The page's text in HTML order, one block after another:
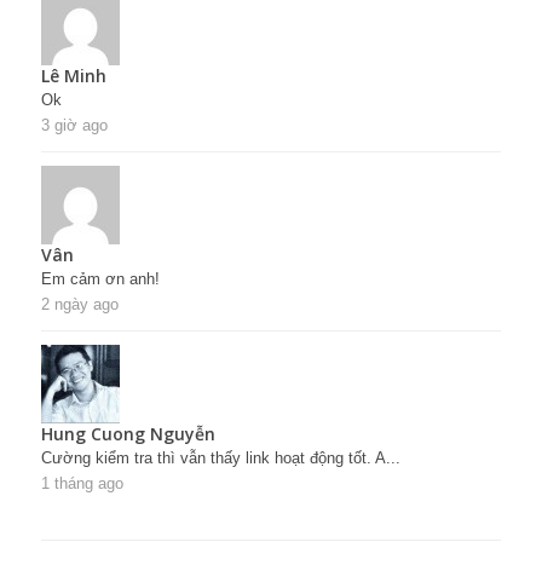
Lê Minh
Ok
3 giờ ago
Vân
Em cảm ơn anh!
2 ngày ago
Hung Cuong Nguyễn
Cường kiểm tra thì vẫn thấy link hoạt động tốt. A...
1 tháng ago